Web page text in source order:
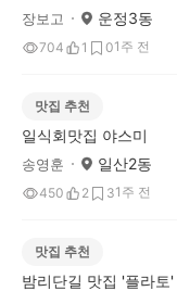
장보고 운정3동
704 1 01주 전
맛집 추천
일식회맛집 야스미
송영훈 일산2동
450 2 31주 전
맛집 추천
밤리단길 맛집 '플라토'